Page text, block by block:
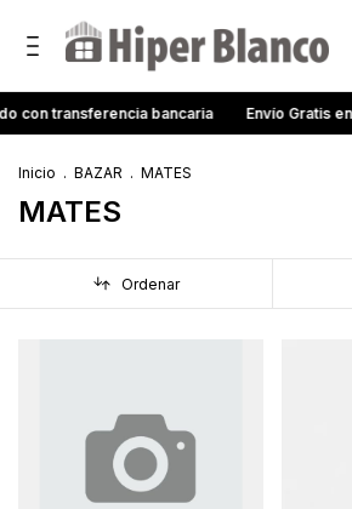
con transferencia bancaria Envío Gratis
Inicio . BAZAR . MATES
MATES
Ordenar